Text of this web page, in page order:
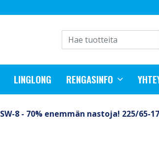
LINGLONG RENGASINFO
SW-8 - 70% enemmän nastoja! 225/65-